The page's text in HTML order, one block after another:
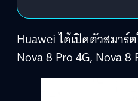
Huawei ได้เปิดตัวสมาร์
Nova 8 Pro 4G, Nova